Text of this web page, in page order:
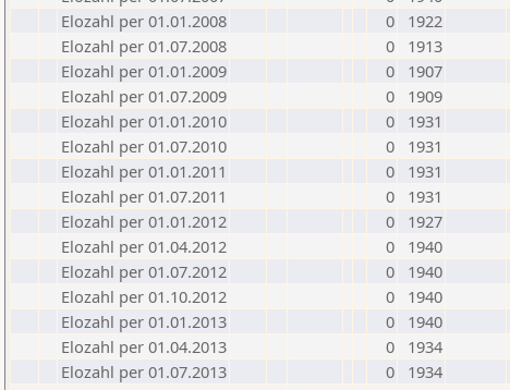
Elozahl per 01.01.2008
0
1922
Elozahl per 01.07.2008
0
1913
Elozahl per 01.01.2009
0
1907
Elozahl per 01.07.2009
0
1909
Elozahl per 01.01.2010
0
1931
Elozahl per 01.07.2010
0
1931
Elozahl per 01.01.2011
0
1931
Elozahl per 01.07.2011
0
1931
Elozahl per 01.01.2012
0
1927
Elozahl per 01.04.2012
0
1940
Elozahl per 01.07.2012
0
1940
Elozahl per 01.10.2012
0
1940
Elozahl per 01.01.2013
0
1940
Elozahl per 01.04.2013
0
1934
Elozahl per 01.07.2013
0
1934